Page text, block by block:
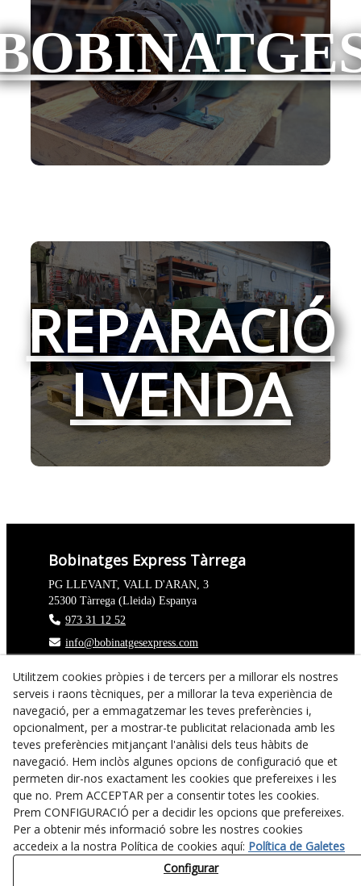
REPARACIÓ
I VENDA
Bobinatges Express Tàrrega
PG LLEVANT, VALL D'ARAN, 3
25300 Tàrrega(Lleida) Espanya
973 31 12 52
info@bobinatgesexpress.com
Aviso Legal
Política Cookies
Política de Privacidad
Declaració d'accessibilitat
Utilitzem cookies pròpies i de tercers per a millorar els nostres
serveis i raons tècniques, per a millorar la teva experiència de
navegació, per a emmagatzemar les teves preferències i,
opcionalment, per a mostrar-te publicitat relacionada amb les
teves preferències mitjançant l'anàlisi dels teus hàbits de
navegació. Hem inclòs algunes opcions de configuració que et
permeten dir-nos exactament les cookies que prefereixes i les
que no. Prem ACCEPTAR per a consentir totes les cookies.
Prem CONFIGURACIÓ per a decidir les opcions que prefereixes.
Per a obtenir més informació sobre les nostres cookies
accedeix a la nostra Política de cookies aquí: Política de Galetes
Configurar